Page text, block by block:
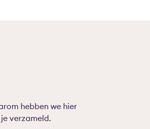
hebben we hier
verzameld.